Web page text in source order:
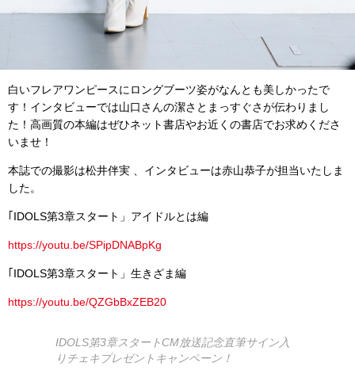
白いフレアワンピースにロングブーツ姿がなんとも美しかったで
す！インタビューでは山口さんの潔さとまっすぐさが伝わりまし
た！高画質の本編はぜひネット書店やお近くの書店でお求めくださ
いませ！
本誌での撮影は松井伴実 、インタビューは赤山恭子が担当いたしま
した。
｢IDOLS第3章スタート」アイドルとは編
https://youtu.be/SPipDNABpKg
｢IDOLS第3章スタート」生きざま編
https://youtu.be/QZGbBxZEB20
IDOLS第3章スタートCM放送記念直筆サイン入
りチェキプレゼントキャンペーン！